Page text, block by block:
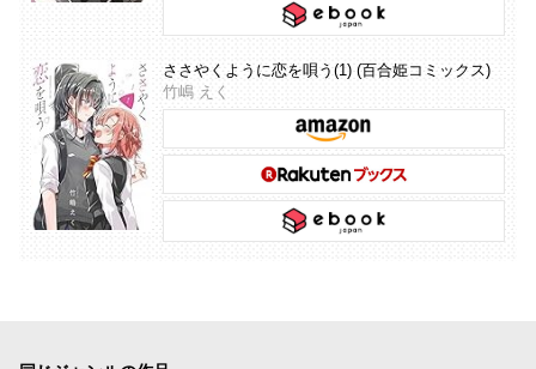
ささやくように恋を唄う(1) (百合姫コミックス)
竹嶋 えく